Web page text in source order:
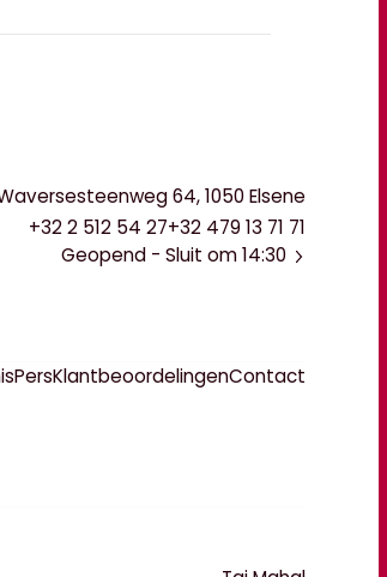
64, 1050 Elsene
+32 2 512 54 27+32 479 13 71 71
Geopend- Sluit om 14:30
PersKlantbeoordelingenContact